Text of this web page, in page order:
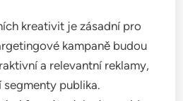
klíčovým prvkem
Rozdělením návštěvníků